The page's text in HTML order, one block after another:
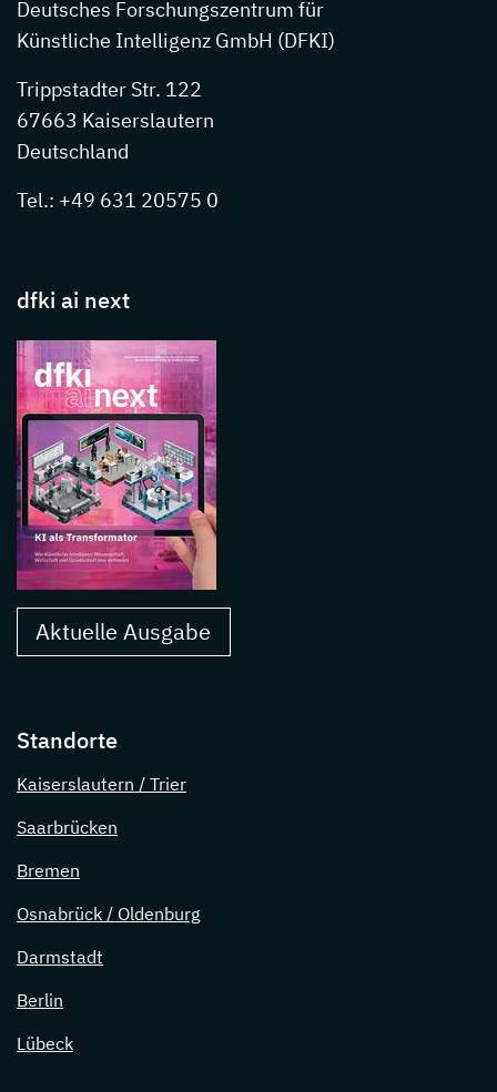
Deutsches Forschungszentrum für
Künstliche Intelligenz GmbH (DFKI)
Trippstadter Str. 122
67663 Kaiserslautern
Deutschland
Tel.: +49 631 20575 0
dfki ai next
Aktuelle Ausgabe
Standorte
Kaiserslautern / Trier
Saarbrücken
Bremen
Osnabrück / Oldenburg
Darmstadt
Berlin
Lübeck